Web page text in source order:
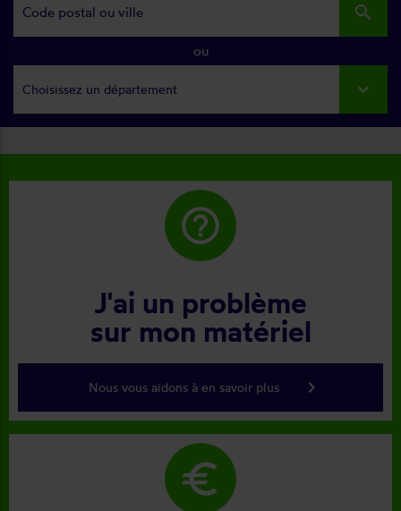
search
ou
Choisissez un département
help_outline
J'ai un problème
sur mon matériel
Nous vous aidons à en savoir plus keyboard_arrow_right
euro